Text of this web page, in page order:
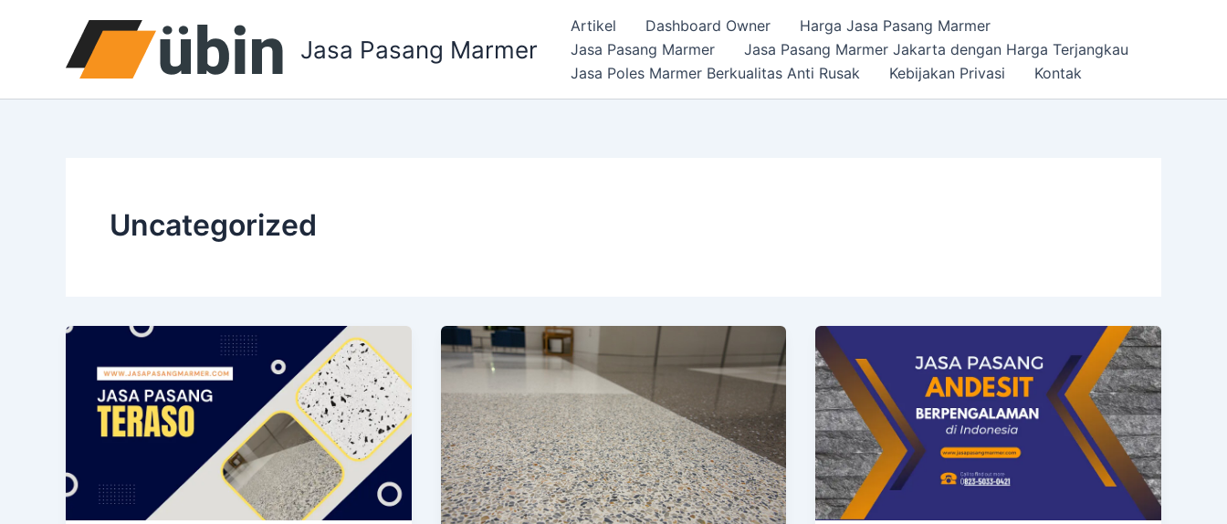
Jasa Pasang Marmer
Artikel Dashboard Owner
Harga Jasa Pasang Marmer
Jasa Pasang Marmer
Jasa Pasang Marmer Jakarta dengan Harga Terjangkau
Jasa Poles Marmer Berkualitas Anti Rusak
Kebijakan Privasi Kontak
Uncategorized